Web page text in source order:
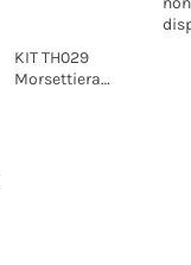
KIT TH029
Morsettiera